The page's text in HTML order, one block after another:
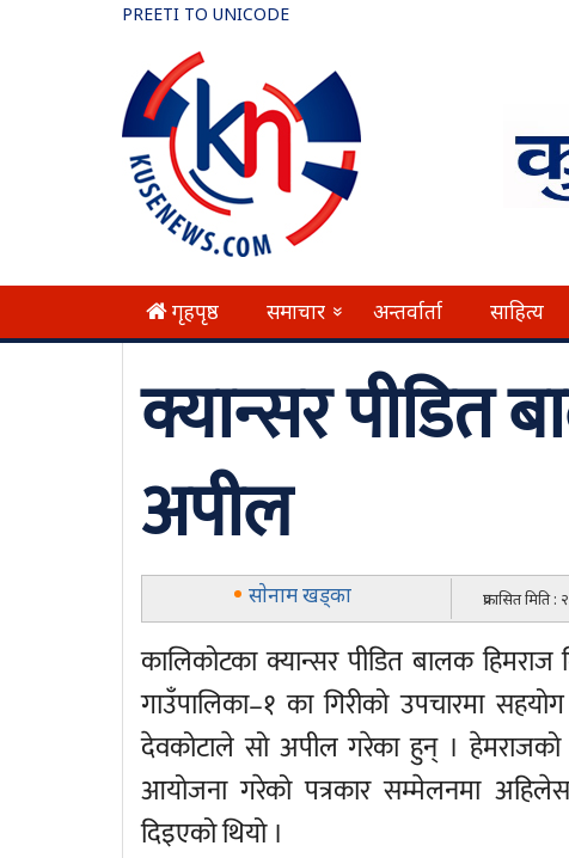
PREETI TO UNICODE
गृहपृष्ठ समाचार » अन्तर्वार्ता साहित्य
क्यान्सर पीडित
अपील
साेनाम खड्का प्रकासित मिति
कालिकोटका क्यान्सर पीडित बालक हिमराज
गाउँपालिका–१ का गिरीको उपचारमा
देवकोटाले सो अपील गरेका हुन् ।
आयोजना गरेको पत्रकार सम्मेलनमा
दिइएको थियो ।